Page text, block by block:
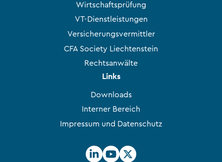
Wirtschaftsprüfung
VT-Dienstleistungen
Versicherungsvermittler
CFA Society Liechtenstein
Rechtsanwälte
Links
Downloads
Interner Bereich
Impressum und Datenschutz